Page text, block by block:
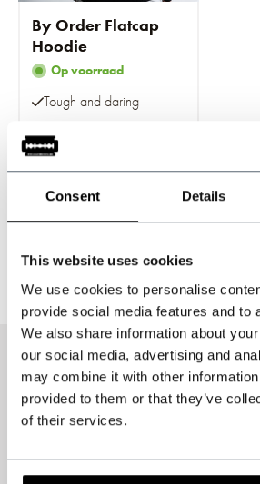
Consent Details
This website uses cookies
We use cookies to personalise
provide social media features and to
We also share information about
our social media, advertising and
may combine it with other information
provided to them or that they’ve
of their services.
By Order Flatcap
Hoodie
Op voorraad
Tough and daring
€69,95
Incl. btw
Pagina 1 van 1